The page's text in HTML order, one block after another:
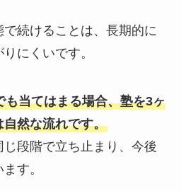
続けることは、長期的に
にくいです。
も当てはまる場合、塾を3ヶ
然な流れです。
段階で立ち止まり、今後
す。